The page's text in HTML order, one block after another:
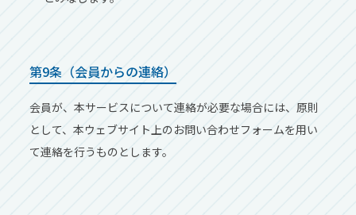
第9条（会員からの連絡）
会員が、本サービスについて連絡が必要な場合には、原則
として、本ウェブサイト上のお問い合わせフォームを⽤い
て連絡を⾏うものとします。